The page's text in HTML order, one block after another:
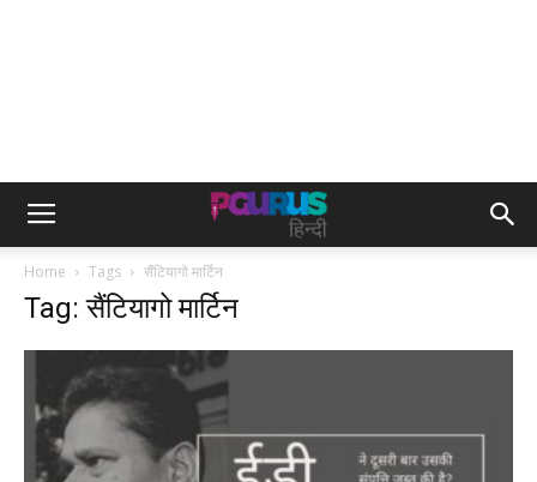
Home Tags सैंटियागो मार्टिन
Tag: सैंटियागो मार्टिन